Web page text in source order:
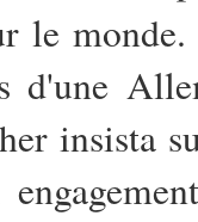
le
d'une
insista